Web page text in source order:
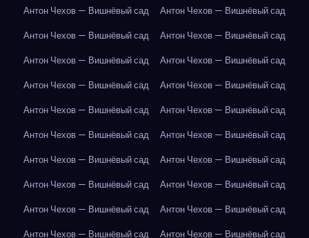
Антон Чехов — Вишнёвый сад
Антон Чехов — Вишнёвый сад
Антон Чехов — Вишнёвый сад
Антон Чехов — Вишнёвый сад
Антон Чехов — Вишнёвый сад
Антон Чехов — Вишнёвый сад
Антон Чехов — Вишнёвый сад
Антон Чехов — Вишнёвый сад
Антон Чехов — Вишнёвый сад
Антон Чехов — Вишнёвый сад
Антон Чехов — Вишнёвый сад
Антон Чехов — Вишнёвый сад
Антон Чехов — Вишнёвый сад
Антон Чехов — Вишнёвый сад
Антон Чехов — Вишнёвый сад
Антон Чехов — Вишнёвый сад
Антон Чехов — Вишнёвый сад
Антон Чехов — Вишнёвый сад
Антон Чехов — Вишнёвый сад
Антон Чехов — Вишнёвый сад